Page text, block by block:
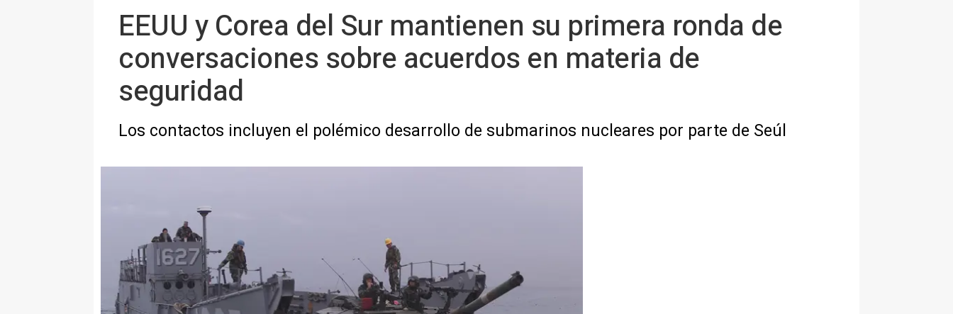
EEUU y Corea del Sur mantienen su primera ronda de
conversaciones sobre acuerdos en materia de
seguridad
Los contactos incluyen el polémico desarrollo de submarinos nucleares por parte de Seúl